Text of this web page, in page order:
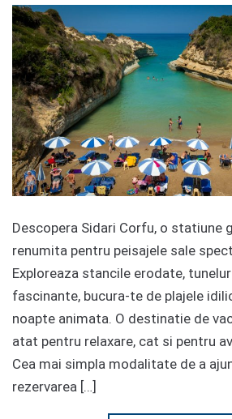
Descopera Sidari Corfu, o statiune
renumita pentru peisajele sale
Exploreaza stancile erodate,
fascinante, bucura-te de plajele
noapte animata. O destinatie de
atat pentru relaxare, cat si pentru
Cea mai simpla modalitate de a
rezervarea […]